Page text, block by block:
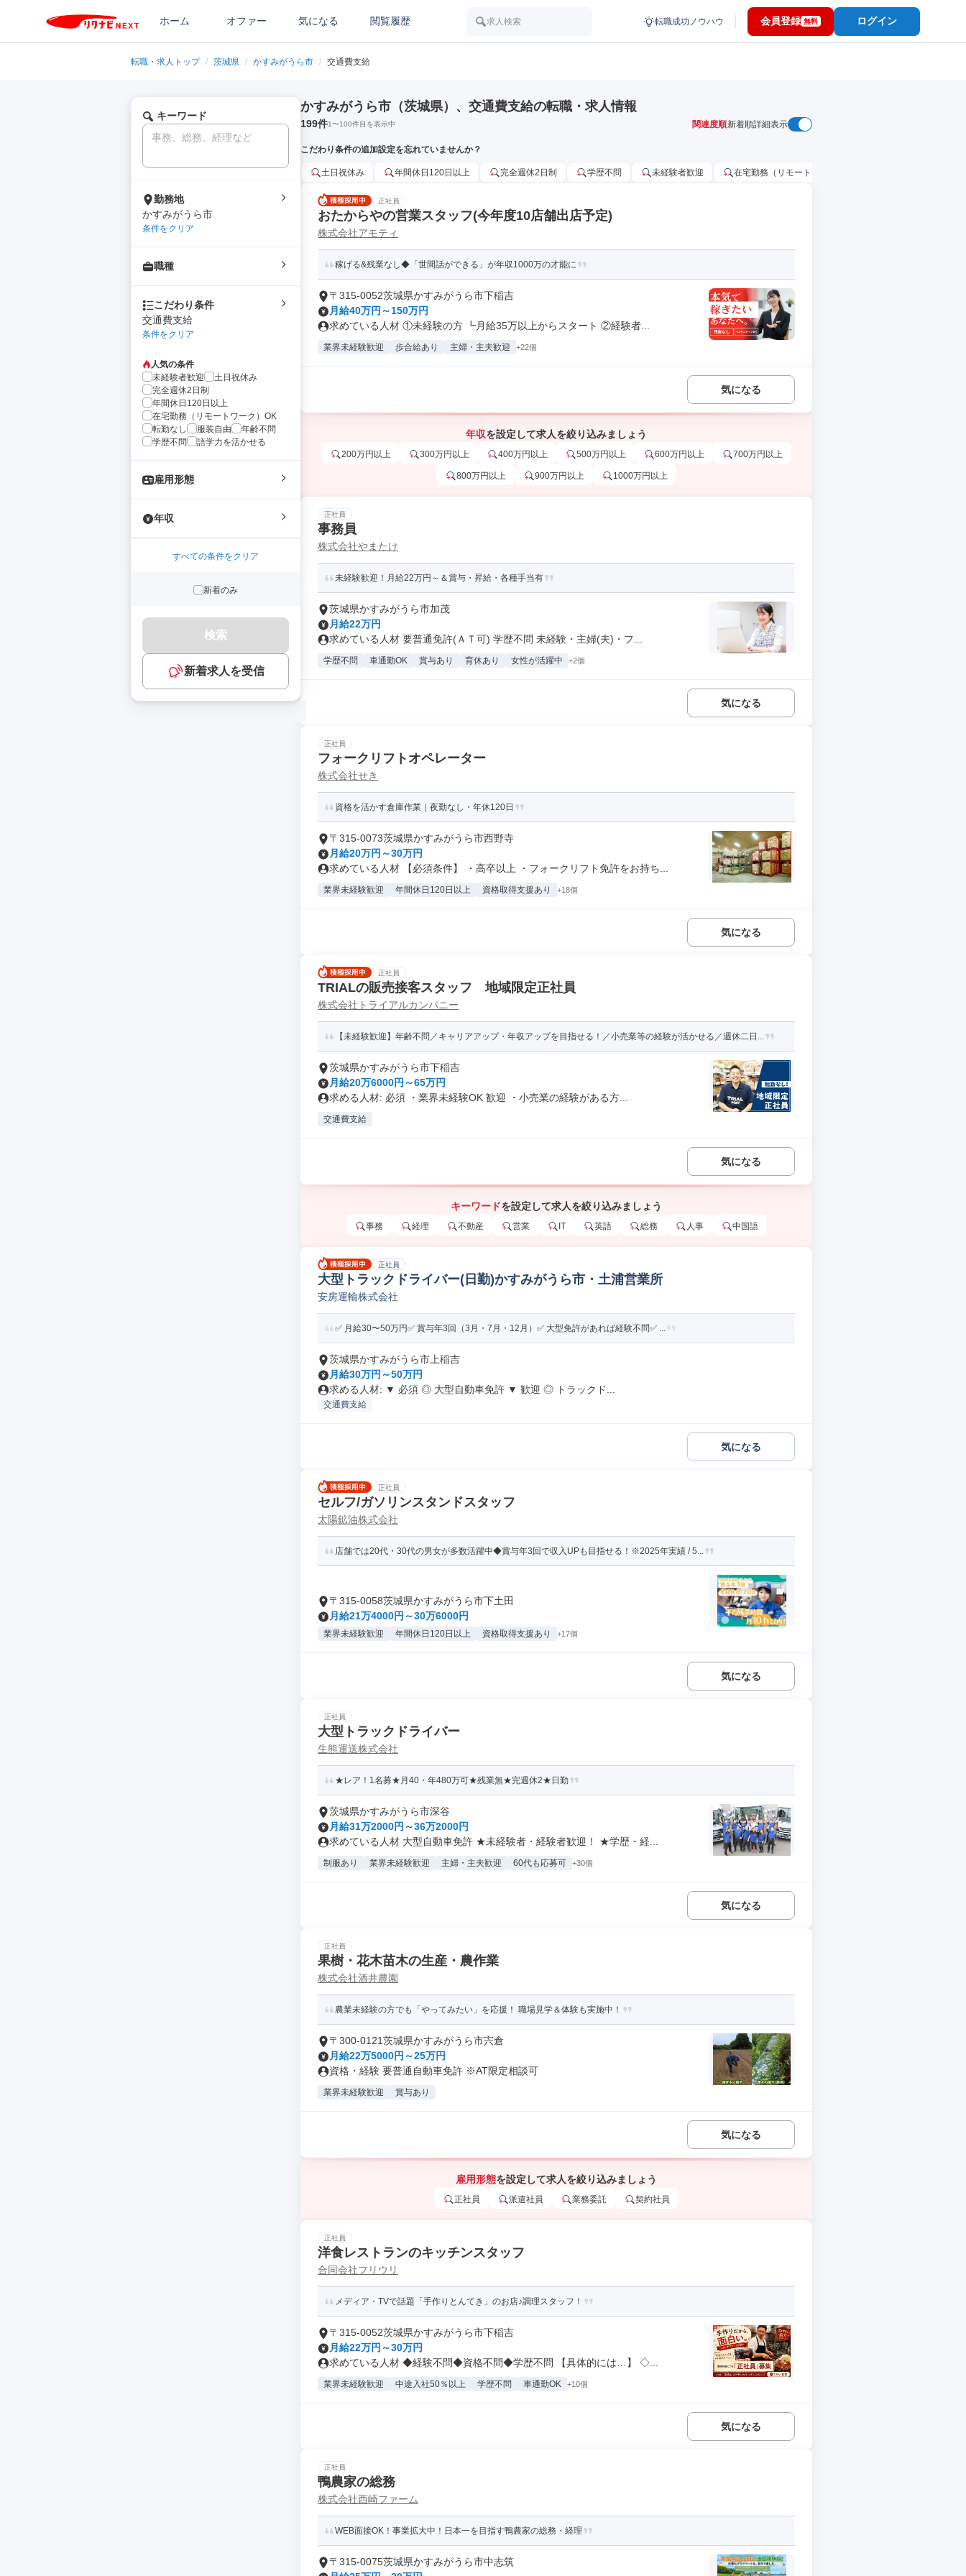
ホーム オファー 気になる 閲覧履歴 求人検索 転職成功ノウハウ 会員登録 無料 ログイン
転職・求人トップ / 茨城県 / かすみがうら市 / 交通費支給
キーワード
勤務地
かすみがうら市
条件をクリア
職種
こだわり条件
交通費支給
条件をクリア
人気の条件
未経験者歓迎
土日祝休み
完全週休2日制
年間休日120日以上
在宅勤務（リモートワーク）OK
転勤なし
服装自由
年齢不問
学歴不問
語学力を活かせる
雇用形態
年収
すべての条件をクリア
新着のみ
検索
新着求人を受信
かすみがうら市（茨城県）、交通費支給の転職・求人情報
199件1〜100件目を表示中 関連度順新着順詳細表示
こだわり条件の追加設定を忘れていませんか？
土日祝休み 年間休日120日以上 完全週休2日制 学歴不問 未経験者歓迎 在宅勤務（リモートワーク）OK
正社員
おたからやの営業スタッフ(今年度10店舗出店予定)
株式会社アモティ
稼げる&残業なし◆「世間話ができる」が年収1000万の才能に
〒315-0052茨城県かすみがうら市下稲吉
月給40万円～150万円
求めている人材 ①未経験の方 ┗月給35万以上からスタート ②経験者...
業界未経験歓迎 歩合給あり 主婦・主夫歓迎 +22個
気になる
年収を設定して求人を絞り込みましょう
200万円以上 300万円以上 400万円以上 500万円以上 600万円以上 700万円以上
800万円以上 900万円以上 1000万円以上
正社員
事務員
株式会社やまたけ
未経験歓迎！月給22万円～＆賞与・昇給・各種手当有
茨城県かすみがうら市加茂
月給22万円
求めている人材 要普通免許(ＡＴ可) 学歴不問 未経験・主婦(夫)・フ...
学歴不問 車通勤OK 賞与あり 育休あり 女性が活躍中 +2個
気になる
正社員
フォークリフトオペレーター
株式会社せき
資格を活かす倉庫作業｜夜勤なし・年休120日
〒315-0073茨城県かすみがうら市西野寺
月給20万円～30万円
求めている人材 【必須条件】 ・高卒以上 ・フォークリフト免許をお持ち...
業界未経験歓迎 年間休日120日以上 資格取得支援あり +18個
気になる
正社員
TRIALの販売接客スタッフ 地域限定正社員
株式会社トライアルカンパニー
【未経験歓迎】年齢不問／キャリアアップ・年収アップを目指せる！／小売業等の経験が活かせる／週休二日...
茨城県かすみがうら市下稲吉
月給20万6000円～65万円
求める人材: 必須 ・業界未経験OK 歓迎 ・小売業の経験がある方...
交通費支給
気になる
キーワードを設定して求人を絞り込みましょう
事務 経理 不動産 営業 IT 英語 総務 人事 中国語
正社員
大型トラックドライバー(日勤)かすみがうら市・土浦営業所
安房運輸株式会社
✅️ 月給30〜50万円✅️ 賞与年3回（3月・7月・12月）✅️ 大型免許があれば経験不問✅️ ...
茨城県かすみがうら市上稲吉
月給30万円～50万円
求める人材: ▼ 必須 ◎ 大型自動車免許 ▼ 歓迎 ◎ トラックド...
交通費支給
気になる
正社員
セルフ/ガソリンスタンドスタッフ
太陽鉱油株式会社
店舗では20代・30代の男女が多数活躍中◆賞与年3回で収入UPも目指せる！※2025年実績 / 5...
〒315-0058茨城県かすみがうら市下土田
月給21万4000円～30万6000円
業界未経験歓迎 年間休日120日以上 資格取得支援あり +17個
気になる
正社員
大型トラックドライバー
生熊運送株式会社
★レア！1名募★月40・年480万可★残業無★完週休2★日勤
茨城県かすみがうら市深谷
月給31万2000円～36万2000円
求めている人材 大型自動車免許 ★未経験者・経験者歓迎！ ★学歴・経...
制服あり 業界未経験歓迎 主婦・主夫歓迎 60代も応募可 +30個
気になる
正社員
果樹・花木苗木の生産・農作業
株式会社酒井農園
農業未経験の方でも「やってみたい」を応援！ 職場見学＆体験も実施中！
〒300-0121茨城県かすみがうら市宍倉
月給22万5000円～25万円
資格・経験 要普通自動車免許 ※AT限定相談可
業界未経験歓迎 賞与あり
気になる
雇用形態を設定して求人を絞り込みましょう
正社員 派遣社員 業務委託 契約社員
正社員
洋食レストランのキッチンスタッフ
合同会社フリウリ
メディア・TVで話題「手作りとんてき」のお店♪調理スタッフ！
〒315-0052茨城県かすみがうら市下稲吉
月給22万円～30万円
求めている人材 ◆経験不問◆資格不問◆学歴不問 【具体的には…】 ◇...
業界未経験歓迎 中途入社50％以上 学歴不問 車通勤OK +10個
気になる
正社員
鴨農家の総務
株式会社西崎ファーム
WEB面接OK！事業拡大中！日本一を目指す鴨農家の総務・経理
〒315-0075茨城県かすみがうら市中志筑